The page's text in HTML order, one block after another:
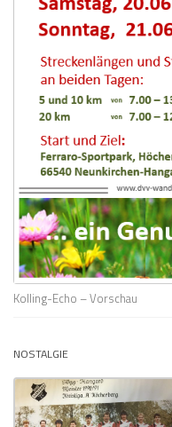
Kolling-Echo – Vorschau
NOSTALGIE